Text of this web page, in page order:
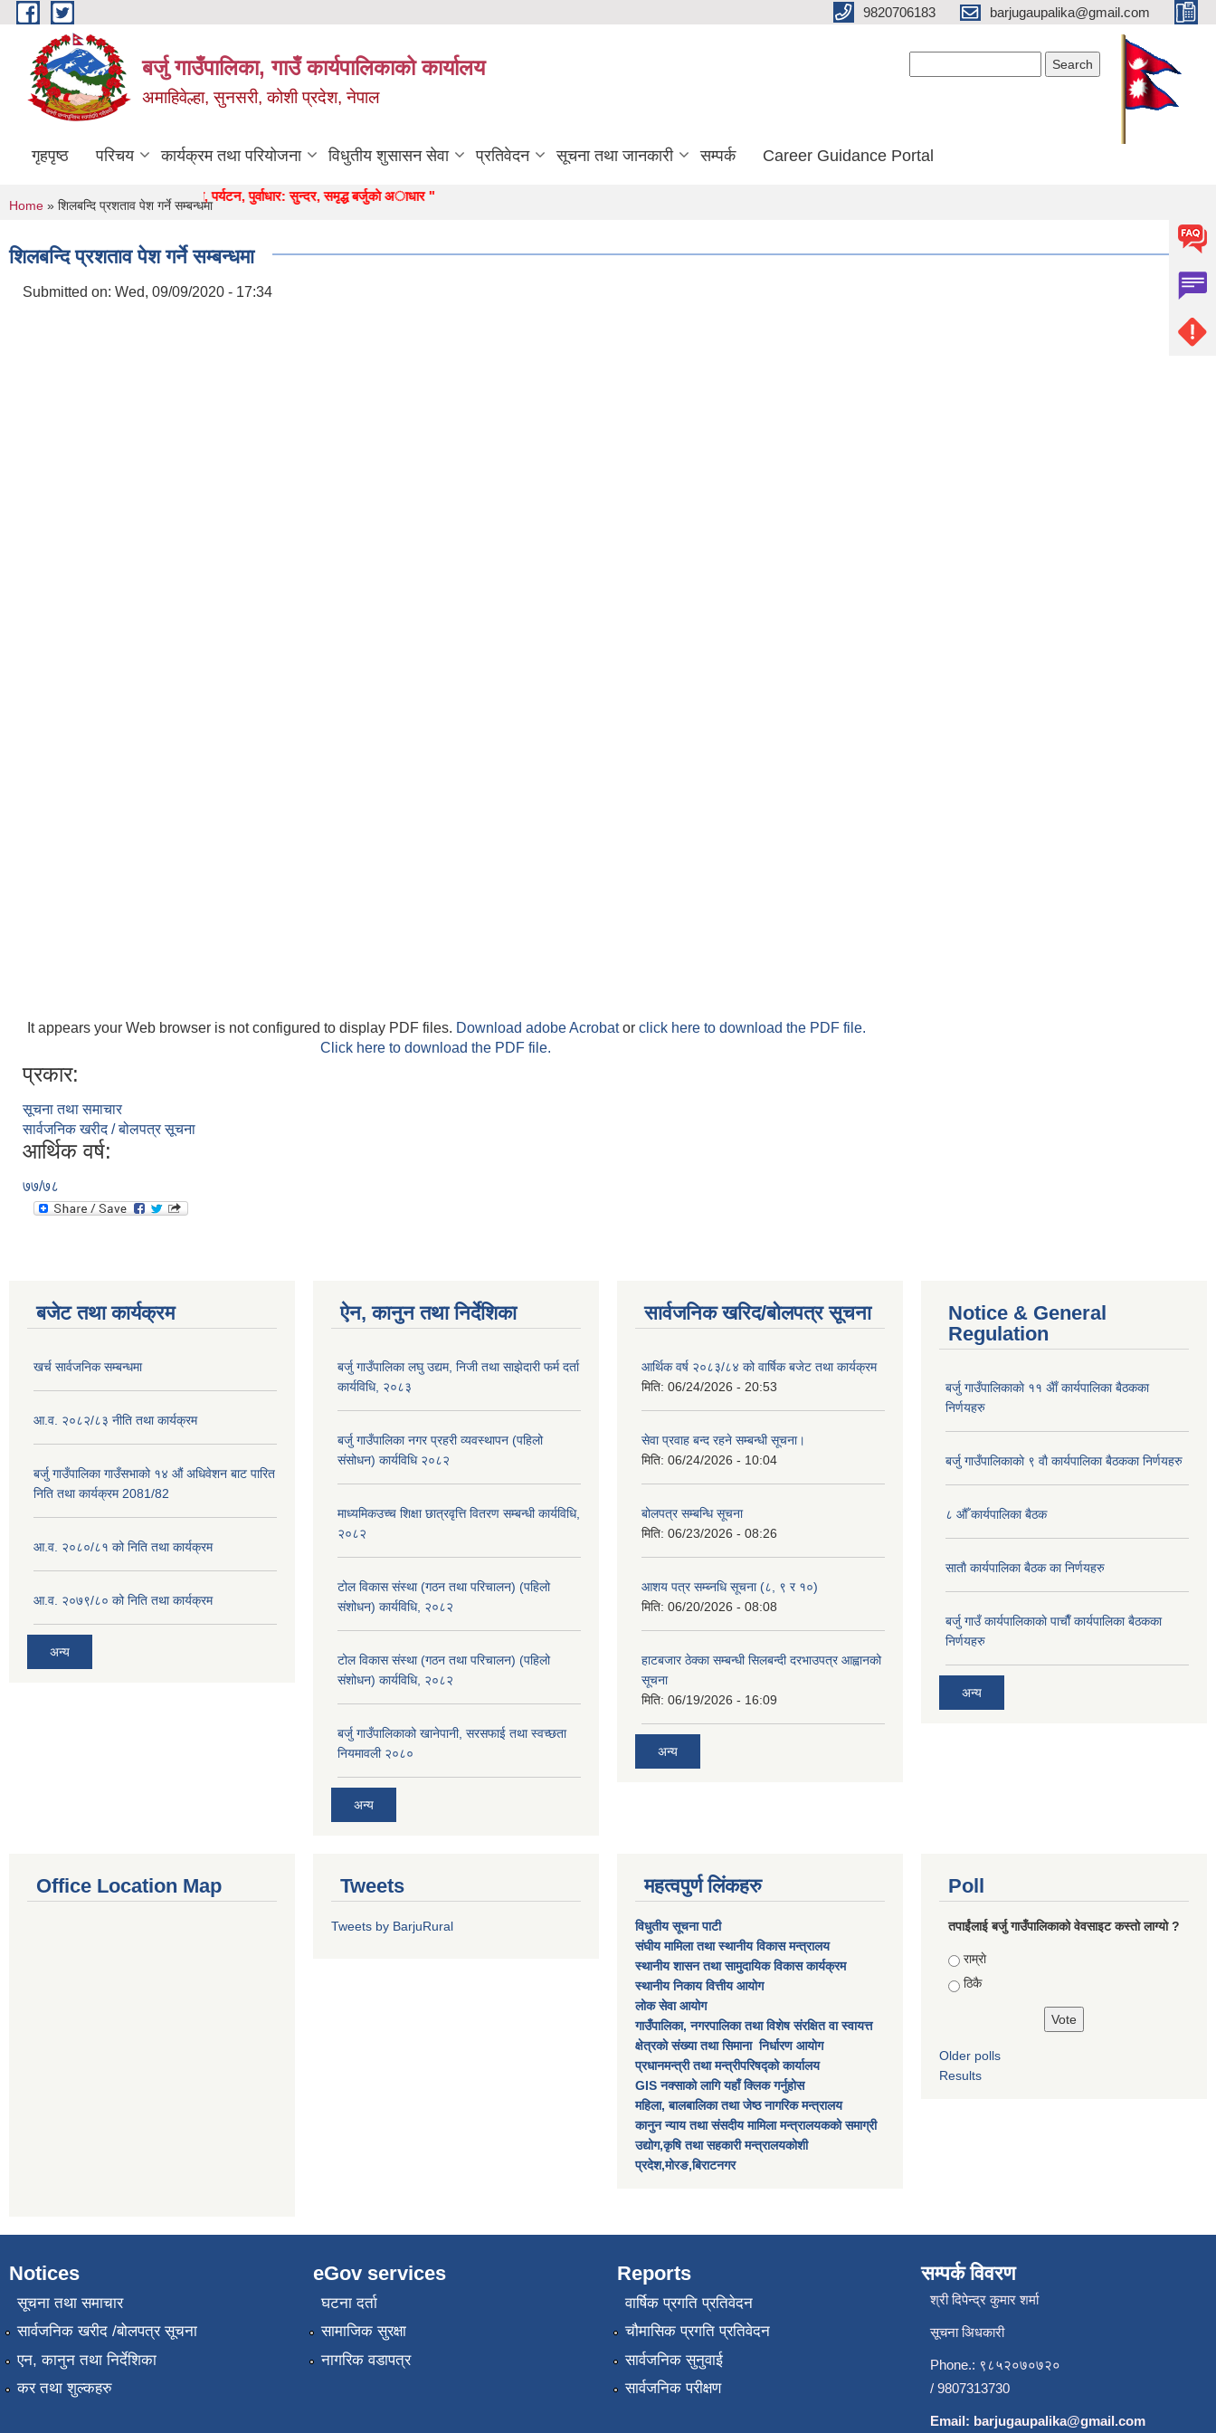
Skip to main content 9820706183 barjugaupalika@gmail.com
बर्जु गाउँपालिका, गाउँ कार्यपालिकाको कार्यालय
अमाहिवेल्हा, सुनसरी, कोशी प्रदेश, नेपाल
गृहपृष्ठ परिचय कार्यक्रम तथा परियोजना विधुतीय शुसासन सेवा प्रतिवेदन सूचना तथा जानकारी सम्पर्क Career Guidance Portal
" कृषि, शिक्षा, स्वास्थ्य, उद्याेग, पर्यटन, पुर्वाधार: सुन्दर, समृद्ध बर्जुकाे अाधार "
You are here
Home » शिलबन्दि प्रशताव पेश गर्ने सम्बन्धमा
शिलबन्दि प्रशताव पेश गर्ने सम्बन्धमा
Submitted on: Wed, 09/09/2020 - 17:34
It appears your Web browser is not configured to display PDF files. Download adobe Acrobator click here to download the PDF file.
Click here to download the PDF file.
प्रकार:
सूचना तथा समाचार
सार्वजनिक खरीद / बोलपत्र सूचना
आर्थिक वर्ष:
७७/७८
बजेट तथा कार्यक्रम
खर्च सार्वजनिक सम्बन्धमा
आ.व. २०८२/८३ नीति तथा कार्यक्रम
बर्जु गाउँपालिका गाउँसभाको १४ औं अधिवेशन बाट पारित
निति तथा कार्यक्रम 2081/82
आ.व. २०८०/८१ को निति तथा कार्यक्रम
आ.व. २०७९/८० को निति तथा कार्यक्रम
अन्य
ऐन, कानुन तथा निर्देशिका
बर्जु गाउँपालिका लघु उद्यम, निजी तथा साझेदारी फर्म दर्ता
कार्यविधि, २०८३
बर्जु गाउँपालिका नगर प्रहरी व्यवस्थापन (पहिलो
संसोधन) कार्यविधि २०८२
माध्यमिकउच्च शिक्षा छात्रवृत्ति वितरण सम्बन्धी कार्यविधि,
२०८२
टोल विकास संस्था (गठन तथा परिचालन) (पहिलो
संशोधन) कार्यविधि, २०८२
टोल विकास संस्था (गठन तथा परिचालन) (पहिलो
संशोधन) कार्यविधि, २०८२
बर्जु गाउँपालिकाको खानेपानी, सरसफाई तथा स्वच्छता
नियमावली २०८०
अन्य
सार्वजनिक खरिद/बोलपत्र सूचना
आर्थिक वर्ष २०८३/८४ को वार्षिक बजेट तथा कार्यक्रम
मिति: 06/24/2026 - 20:53
सेवा प्रवाह बन्द रहने सम्बन्धी सूचना।
मिति: 06/24/2026 - 10:04
बोलपत्र सम्बन्धि सूचना
मिति: 06/23/2026 - 08:26
आशय पत्र सम्ब्नधि सूचना (८, ९ र १०)
मिति: 06/20/2026 - 08:08
हाटबजार ठेक्का सम्बन्धी सिलबन्दी दरभाउपत्र आह्वानको
सूचना
मिति: 06/19/2026 - 16:09
अन्य
Notice & General
Regulation
बर्जु गाउँपालिकाकाे ११ अैाँ कार्यपालिका बैठकका
निर्णयहरु
बर्जु गाउँपालिकाकाे ९ वाै‌ कार्यपालिका बैठकका निर्णयहरु
८ औँ कार्यपालिका बैठक
साताै‌ कार्यपालिका बैठक का निर्णयहरु
बर्जु गाउँ कार्यपालिकाकाे पाचाै‌ँ कार्यपालिका बैठकका
निर्णयहरु
अन्य
Office Location Map Tweets
Tweets by BarjuRural
महत्वपुर्ण लिंकहरु
विधुतीय सूचना पाटी
संघीय मामिला तथा स्थानीय विकास मन्त्रालय
स्थानीय शासन तथा सामुदायिक विकास कार्यक्रम
स्थानीय निकाय वित्तीय आयोग
लोक सेवा आयोग
गाउँपालिका, नगरपालिका तथा विशेष स‌ंरक्षित वा स्वायत्त
क्षेत्रकाे स‌ंख्या तथा सिमाना निर्धारण आयाेग
प्रधानमन्त्री तथा मन्त्रीपरिषद्को कार्यालय
GIS नक्साको लागि यहाँ क्लिक गर्नुहोस
महिला, बालबालिका तथा जेष्ठ नागरिक मन्त्रालय
कानुन न्याय तथा संसदीय मामिला मन्त्रालयकको समाग्री
उद्योग,कृषि तथा सहकारी मन्त्रालयकोशी
प्रदेश,मोरङ,बिराटनगर
Poll
तपाईंलाई बर्जु गाउँपालिकाको वेवसाइट कस्तो लाग्यो ?
Choices
राम्राे
ठिकै
Older polls
Results
Notices
सूचना तथा समाचार
सार्वजनिक खरीद /बोलपत्र सूचना
एन, कानुन तथा निर्देशिका
कर तथा शुल्कहरु
eGov services
घटना दर्ता
सामाजिक सुरक्षा
नागरिक वडापत्र
Reports
वार्षिक प्रगति प्रतिवेदन
चौमासिक प्रगति प्रतिवेदन
सार्वजनिक सुनुवाई
सार्वजनिक परीक्षण
सम्पर्क विवरण
श्री दिपेन्द्र कुमार शर्मा
सूचना अिधकारी
Phone.: ९८५२०७०७२०
/ 9807313730
Email: barjugaupalika@gmail.com